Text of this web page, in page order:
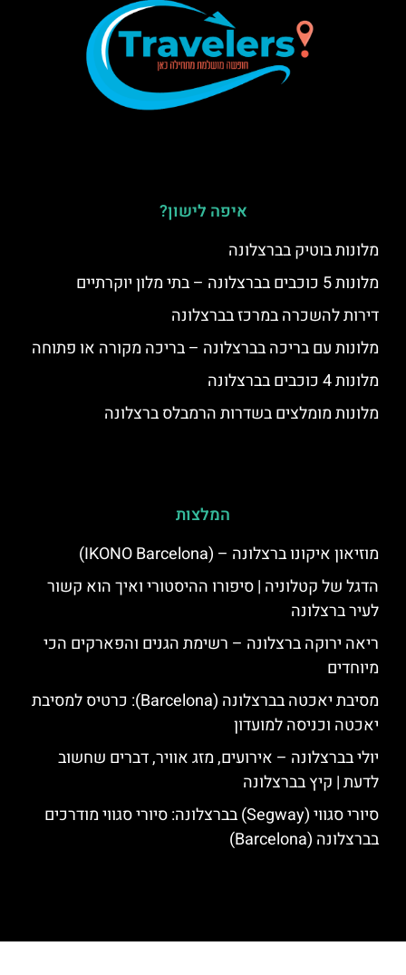
איפה לישון?
מלונות בוטיק בברצלונה
מלונות 5 כוכבים בברצלונה – בתי מלון יוקרתיים
דירות להשכרה במרכז בברצלונה
מלונות עם בריכה בברצלונה – בריכה מקורה או פתוחה
מלונות 4 כוכבים בברצלונה
מלונות מומלצים בשדרות הרמבלס ברצלונה
המלצות
מוזיאון איקונו ברצלונה – (IKONO Barcelona)
הדגל של קטלוניה | סיפורו ההיסטורי ואיך הוא קשור
לעיר ברצלונה
ריאה ירוקה ברצלונה – רשימת הגנים והפארקים הכי
מיוחדים
מסיבת יאכטה בברצלונה (Barcelona): כרטיס למסיבת
יאכטה וכניסה למועדון
יולי בברצלונה – אירועים, מזג אוויר, דברים שחשוב
לדעת | קיץ בברצלונה
סיורי סגווי (Segway) בברצלונה: סיורי סגווי מודרכים
בברצלונה (Barcelona)